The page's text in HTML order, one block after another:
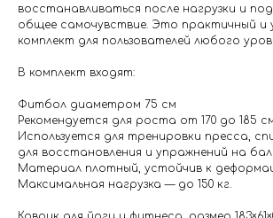
восстанавливаться после нагрузки и
общее самочувствие. Это практичный и
комплект для пользователей любого
В комплект входят:
Фитбол диаметром 75 см
Рекомендуется для роста от 170 до 185
Используется для тренировки пресса,
для восстановления и упражнений на
Материал плотный, устойчив к
Максимальная нагрузка — до 150 кг.